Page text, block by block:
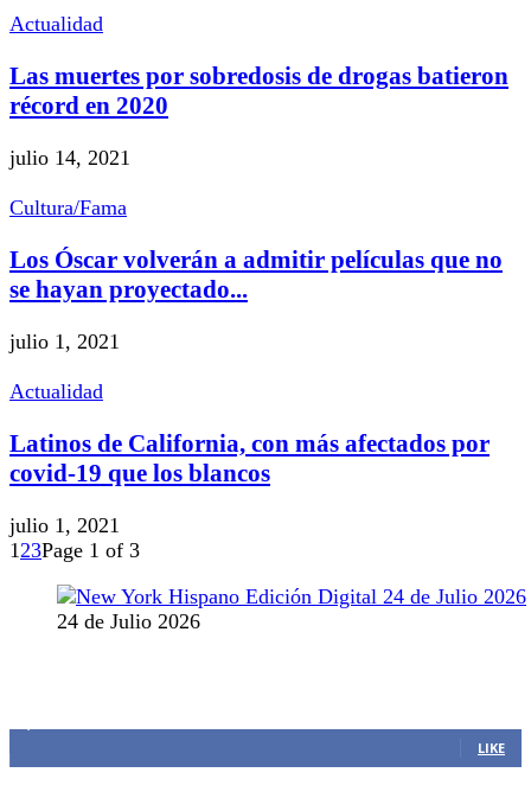
Actualidad
Las muertes por sobredosis de drogas batieron
récord en 2020
julio 14, 2021
Cultura/Fama
Los Óscar volverán a admitir películas que no
se hayan proyectado...
julio 1, 2021
Actualidad
Latinos de California, con más afectados por
covid-19 que los blancos
julio 1, 2021
123Page 1 of 3
24 de Julio 2026
LIKE